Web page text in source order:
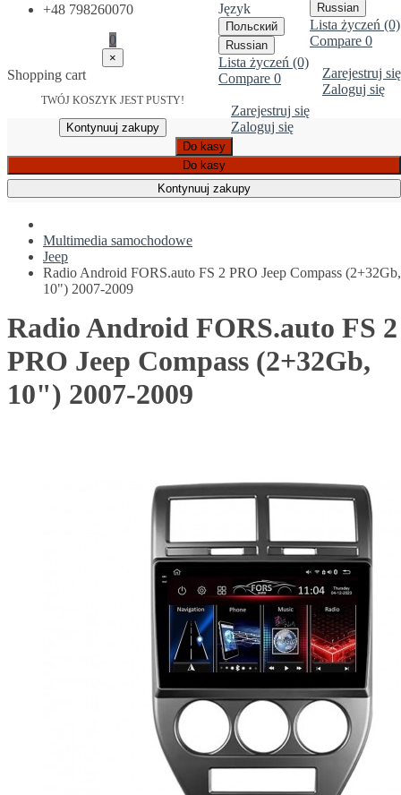
Russian
Lista życzeń (0)
Compare 0
Zarejestruj się
Zaloguj się
Język
Польский
Russian
Lista życzeń (0)
Compare 0
Zarejestruj się
Zaloguj się
+48 798260070
0
×
Shopping cart
TWÓJ KOSZYK JEST PUSTY!
Kontynuuj zakupy
Do kasy
Do kasy
Kontynuuj zakupy
Multimedia samochodowe
Jeep
Radio Android FORS.auto FS 2 PRO Jeep Compass (2+32Gb,
10") 2007-2009
Radio Android FORS.auto FS 2
PRO Jeep Compass (2+32Gb,
10") 2007-2009